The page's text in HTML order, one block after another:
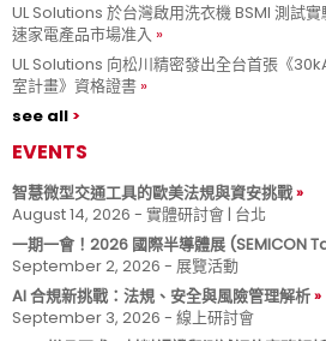
UL Solutions 於台灣啟用洗衣機 BSMI 測試
速家電產品市場准入
UL Solutions 向松川精密發出全台首張《
室計畫》資格證書
see all
EVENTS
智慧微型交通工具的歐美法規與資安挑戰
August 14, 2026 - 實體研討會 | 台北
一期一會！2026 國際半導體展 (SEMICON
September 2, 2026 - 展覽活動
AI 合規新挑戰：法規、安全與風險管理解析
September 3, 2026 - 線上研討會